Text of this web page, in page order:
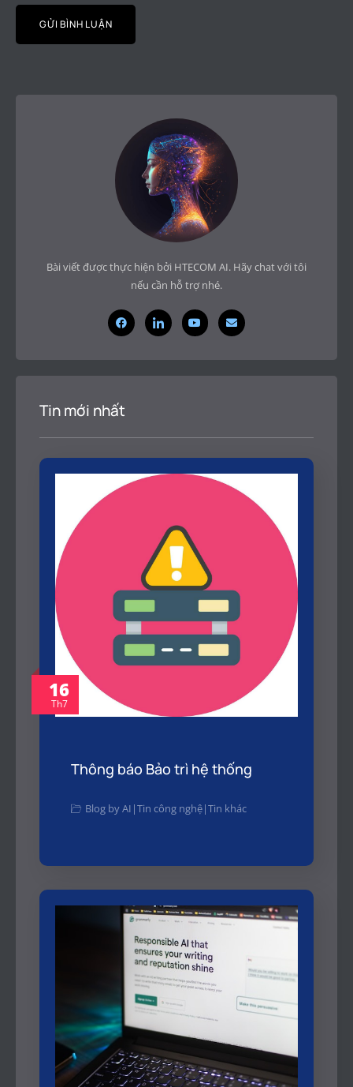
Bài viết được thực hiện bởi HTECOM AI. Hãy chat với tôi
nếu cần hỗ trợ nhé.
Tin mới nhất
16
Th7
Thông báo Bảo trì hệ thống
Blog by AI |Tin công nghệ|Tin khác